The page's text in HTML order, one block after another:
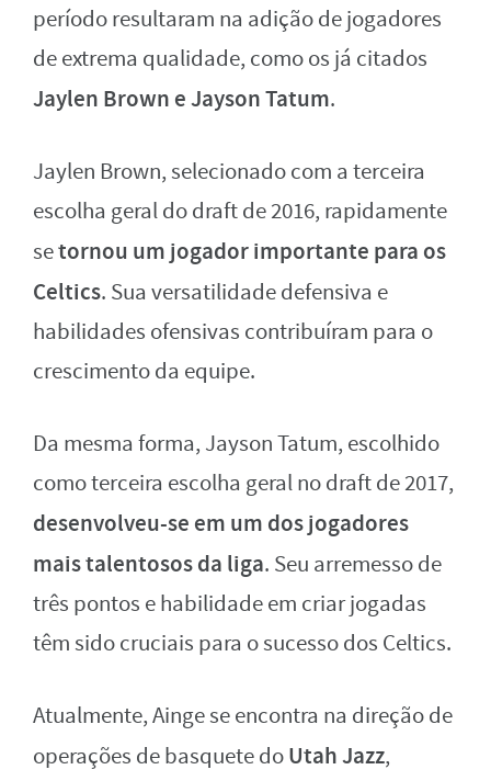
período resultaram na adição de jogadores
de extrema qualidade, como os já citados
Jaylen Brown e Jayson Tatum.
Jaylen Brown, selecionado com a terceira
escolha geral do draft de 2016, rapidamente
setornou um jogador importante para os
Celtics. Sua versatilidade defensiva e
habilidades ofensivas contribuíram para o
crescimento da equipe.
Da mesma forma, Jayson Tatum, escolhido
como terceira escolha geral no draft de 2017,
desenvolveu-se em um dos jogadores
mais talentosos da liga. Seu arremesso de
três pontos e habilidade em criar jogadas
têm sido cruciais para o sucesso dos Celtics.
Atualmente, Ainge se encontra na direção de
operações de basquete doUtah Jazz,